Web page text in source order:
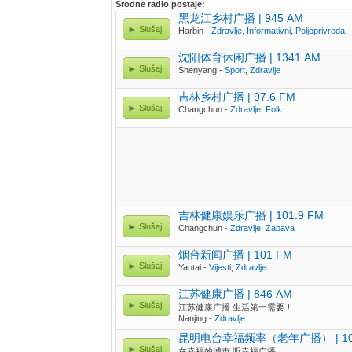
Srodne radio postaje:
Slušaj
黑龙江乡村广播 | 945 AM
Harbin - Zdravlje Informativni Poljoprivreda
Slušaj
沈阳体育休闲广播 | 1341 AM
Shenyang - Sport Zdravlje
Slušaj
吉林乡村广播 | 97.6 FM
Changchun - Zdravlje Folk
Slušaj
吉林健康娱乐广播 | 101.9 FM
Changchun - Zdravlje Zabava
Slušaj
烟台新闻广播 | 101 FM
Yantai - Vijesti Zdravlje
Slušaj
江苏健康广播 | 846 AM
江苏健康广播 生活第一需要！
Nanjing - Zdravlje
Slušaj
昆明电台幸福频率（老年广播） |